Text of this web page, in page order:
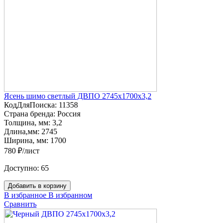
Ясень шимо светлый ДВПО 2745х1700х3,2
КодДляПоиска: 11358
Страна бренда: Россия
Толщина, мм: 3,2
Длина,мм: 2745
Ширина, мм: 1700
780 ₽/лист
Доступно: 65
Добавить в корзину
В избранное В избранном
Сравнить